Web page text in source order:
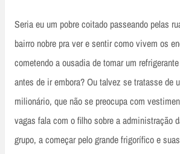
Seria eu um pobre coitado passeando pelas
bairro nobre pra ver e sentir como vivem os
cometendo a ousadia de tomar um
antes de ir embora? Ou talvez se tratasse de
milionário, que não se preocupa com
vagas fala com o filho sobre a administração
grupo, a começar pelo grande frigorífico e